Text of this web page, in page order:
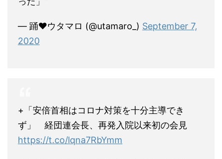
— 踊♥ウタマロ (@utamaro_) September 7,
2020
+「安倍首相はコロナ対策を十分主導でき
ず」 経団連会長、再発入院以来初の会見
https://t.co/lqna7RbYmm